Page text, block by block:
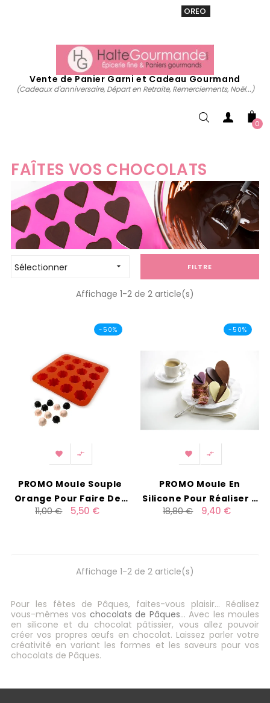
OREO
Vente de Panier Garni et Cadeau Gourmand
(Cadeaux d'anniversaire, Départ en Retraite, Remerciements, Noël...)
0
FAÎTES VOS CHOCOLATS
Sélectionner  FILTRE
Affichage 1-2 de 2 article(s)
-50%
 
PROMO Moule Souple
Orange Pour Faire Des
Chocolats Ou Des
11,00 € 5,50 €
-50%
 
PROMO Moule En
Silicone Pour Réaliser 3
Coeurs En 3D Lékué
18,80 € 9,40 €
Affichage 1-2 de 2 article(s)
Pour les fêtes de Pâques, faites-vous plaisir… Réalisez
vous-mêmes vos chocolats de Pâques... Avec les moules
en silicone et du chocolat pâtissier, vous allez pouvoir
créer vos propres œufs en chocolat. Laissez parler votre
créativité en variant les formes et les saveurs pour vos
chocolats de Pâques.